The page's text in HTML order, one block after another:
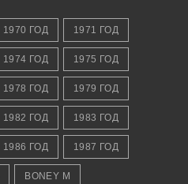
1970 ГОД 1971 ГОД
1974 ГОД 1975 ГОД
1978 ГОД 1979 ГОД
1982 ГОД 1983 ГОД
1986 ГОД 1987 ГОД
BONEY M